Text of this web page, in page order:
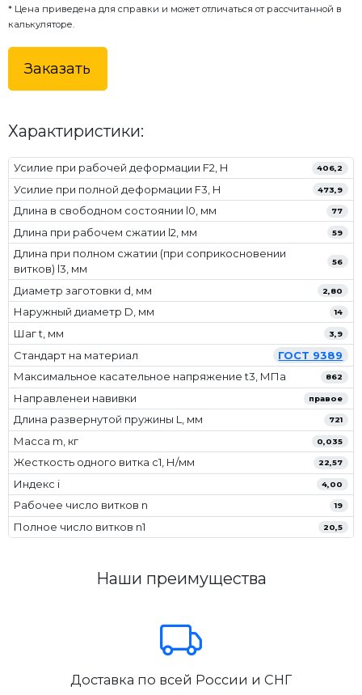
* Цена приведена для справки и может отличаться от рассчитанной в
калькуляторе.
Заказать
Характиристики:
Усилие при рабочей деформации F2, Н 406,2
Усилие при полной деформации F3, Н 473,9
Длина в свободном состоянии l0, мм 77
Длина при рабочем сжатии l2, мм 59
Длина при полном сжатии (при соприкосновении
витков) l3, мм
56
Диаметр заготовки d, мм 2,80
Наружный диаметр D, мм 14
Шаг t, мм 3,9
Стандарт на материал
ГОСТ 9389
Максимальное касательное напряжение t3, МПа
862
Направленеи навивки правое
Длина развернутой пружины L, мм 721
Масса m, кг 0,035
Жесткость одного витка c1, Н/мм 22,57
Индекс i 4,00
Рабочее число витков n 19
Полное число витков n1 20,5
Наши преимущества
Доставка по всей России и СНГ